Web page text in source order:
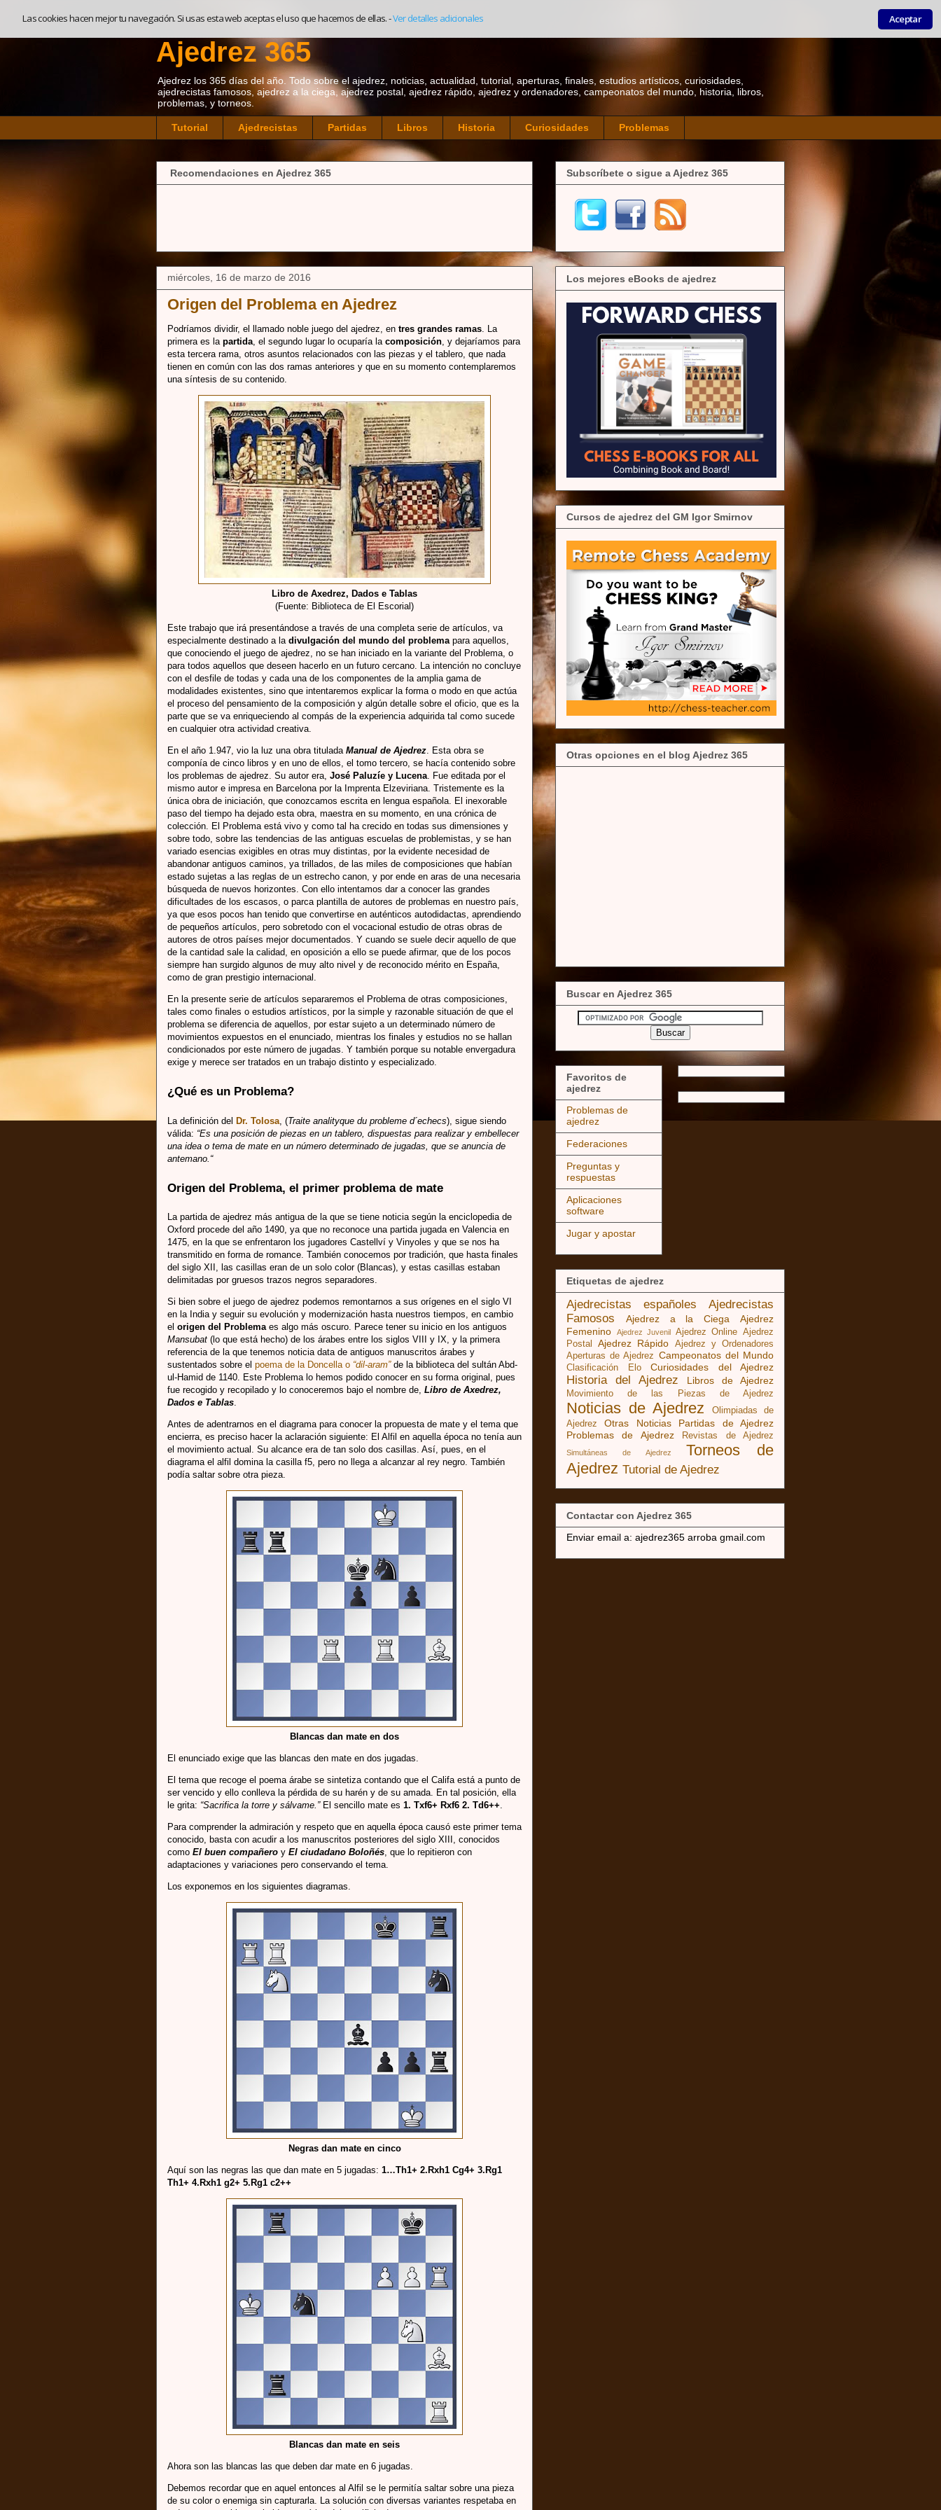
Las cookies hacen mejor tu navegación. Si usas esta web aceptas el uso que hacemos de ellas.-Ver detalles adicionales Aceptar
Ajedrez 365
Ajedrez los 365 días del año. Todo sobre el ajedrez, noticias, actualidad, tutorial, aperturas, finales, estudios artísticos, curiosidades,
ajedrecistas famosos, ajedrez a la ciega, ajedrez postal, ajedrez rápido, ajedrez y ordenadores, campeonatos del mundo, historia, libros,
problemas, y torneos.
Tutorial Ajedrecistas Partidas Libros Historia Curiosidades Problemas
Recomendaciones en Ajedrez 365
miércoles, 16 de marzo de 2016
Origen del Problema en Ajedrez
Podríamos dividir, el llamado noble juego del ajedrez, en tres grandes ramas. La
primera es la partida, el segundo lugar lo ocuparía la composición, y dejaríamos para
esta tercera rama, otros asuntos relacionados con las piezas y el tablero, que nada
tienen en común con las dos ramas anteriores y que en su momento contemplaremos
una síntesis de su contenido.
Libro de Axedrez, Dados e Tablas
(Fuente: Biblioteca de El Escorial)
Este trabajo que irá presentándose a través de una completa serie de artículos, va
especialmente destinado a la divulgación del mundo del problemapara aquellos,
que conociendo el juego de ajedrez, no se han iniciado en la variante del Problema, o
para todos aquellos que deseen hacerlo en un futuro cercano. La intención no concluye
con el desfile de todas y cada una de los componentes de la amplia gama de
modalidades existentes, sino que intentaremos explicar la forma o modo en que actúa
el proceso del pensamiento de la composición y algún detalle sobre el oficio, que es la
parte que se va enriqueciendo al compás de la experiencia adquirida tal como sucede
en cualquier otra actividad creativa.
En el año 1.947, vio la luz una obra titulada Manual de Ajedrez. Esta obra se
componía de cinco libros y en uno de ellos, el tomo tercero, se hacía contenido sobre
los problemas de ajedrez. Su autor era, José Paluzíe y Lucena. Fue editada por el
mismo autor e impresa en Barcelona por la Imprenta Elzeviriana. Tristemente es la
única obra de iniciación, que conozcamos escrita en lengua española. El inexorable
paso del tiempo ha dejado esta obra, maestra en su momento, en una crónica de
colección. El Problema está vivo y como tal ha crecido en todas sus dimensiones y
sobre todo, sobre las tendencias de las antiguas escuelas de problemistas, y se han
variado esencias exigibles en otras muy distintas, por la evidente necesidad de
abandonar antiguos caminos, ya trillados, de las miles de composiciones que habían
estado sujetas a las reglas de un estrecho canon, y por ende en aras de una necesaria
búsqueda de nuevos horizontes. Con ello intentamos dar a conocer las grandes
dificultades de los escasos, o parca plantilla de autores de problemas en nuestro país,
ya que esos pocos han tenido que convertirse en auténticos autodidactas, aprendiendo
de pequeños artículos, pero sobretodo con el vocacional estudio de otras obras de
autores de otros países mejor documentados. Y cuando se suele decir aquello de que
de la cantidad sale la calidad, en oposición a ello se puede afirmar, que de los pocos
siempre han surgido algunos de muy alto nivel y de reconocido mérito en España,
como de gran prestigio internacional.
En la presente serie de artículos separaremos el Problema de otras composiciones,
tales como finales o estudios artísticos, por la simple y razonable situación de que el
problema se diferencia de aquellos, por estar sujeto a un determinado número de
movimientos expuestos en el enunciado, mientras los finales y estudios no se hallan
condicionados por este número de jugadas. Y también porque su notable envergadura
exige y merece ser tratados en un trabajo distinto y especializado.
¿Qué es un Problema?
La definición del Dr. Tolosa , (Traite analityque du probleme d´echecs), sigue siendo
válida: “Es una posición de piezas en un tablero, dispuestas para realizar y embellecer
una idea o tema de mate en un número determinado de jugadas, que se anuncia de
antemano.“
Origen del Problema, el primer problema de mate
La partida de ajedrez más antigua de la que se tiene noticia según la enciclopedia de
Oxford procede del año 1490, ya que no reconoce una partida jugada en Valencia en
1475, en la que se enfrentaron los jugadores Castellví y Vinyoles y que se nos ha
transmitido en forma de romance. También conocemos por tradición, que hasta finales
del siglo XII, las casillas eran de un solo color (Blancas), y estas casillas estaban
delimitadas por gruesos trazos negros separadores.
Si bien sobre el juego de ajedrez podemos remontarnos a sus orígenes en el siglo VI
en la India y seguir su evolución y modernización hasta nuestros tiempos, en cambio
el origen del Problemaes algo más oscuro. Parece tener su inicio en los antiguos
Mansubat (lo que está hecho) de los árabes entre los siglos VIII y IX, y la primera
referencia de la que tenemos noticia data de antiguos manuscritos árabes y
sustentados sobre el poema de la Doncella o “dil-aram”de la biblioteca del sultán Abd-
ul-Hamid de 1140. Este Problema lo hemos podido conocer en su forma original, pues
fue recogido y recopilado y lo conoceremos bajo el nombre de, Libro de Axedrez,
Dados e Tablas.
Antes de adentrarnos en el diagrama para conocer la propuesta de mate y el tema que
encierra, es preciso hacer la aclaración siguiente: El Alfil en aquella época no tenía aun
el movimiento actual. Su alcance era de tan solo dos casillas. Así, pues, en el
diagrama el alfil domina la casilla f5, pero no llega a alcanzar al rey negro. También
podía saltar sobre otra pieza.
Blancas dan mate en dos
El enunciado exige que las blancas den mate en dos jugadas.
El tema que recoge el poema árabe se sintetiza contando que el Califa está a punto de
ser vencido y ello conlleva la pérdida de su harén y de su amada. En tal posición, ella
le grita: “Sacrifica la torre y sálvame.”El sencillo mate es 1. Txf6+ Rxf6 2. Td6++.
Para comprender la admiración y respeto que en aquella época causó este primer tema
conocido, basta con acudir a los manuscritos posteriores del siglo XIII, conocidos
como El buen compañero y El ciudadano Boloñés, que lo repitieron con
adaptaciones y variaciones pero conservando el tema.
Los exponemos en los siguientes diagramas.
Negras dan mate en cinco
Aquí son las negras las que dan mate en 5 jugadas: 1…Th1+ 2.Rxh1 Cg4+ 3.Rg1
Th1+ 4.Rxh1 g2+ 5.Rg1 c2++
Blancas dan mate en seis
Ahora son las blancas las que deben dar mate en 6 jugadas.
Debemos recordar que en aquel entonces al Alfil se le permitía saltar sobre una pieza
de su color o enemiga sin capturarla. La solución con diversas variantes respetaba en
Subscríbete o sigue a Ajedrez 365
Los mejores eBooks de ajedrez
Cursos de ajedrez del GM Igor Smirnov
Otras opciones en el blog Ajedrez 365
Buscar en Ajedrez 365
Favoritos de
ajedrez
Problemas de
ajedrez
Federaciones
Preguntas y
respuestas
Aplicaciones
software
Jugar y apostar
Etiquetas de ajedrez
Ajedrecistas españoles
Ajedrecistas
Famosos
Ajedrez a la Ciega
Ajedrez
Femenino
Ajedrez Juvenil Ajedrez Online Ajedrez
Postal
Ajedrez Rápido
Ajedrez y Ordenadores
Aperturas de Ajedrez Campeonatos del Mundo
Clasificación Elo Curiosidades del Ajedrez
Historia del Ajedrez Libros de Ajedrez
Movimiento de las Piezas de Ajedrez
Noticias de Ajedrez
Olimpiadas de
Ajedrez
Otras Noticias
Partidas de Ajedrez
Problemas de Ajedrez
Revistas de Ajedrez
Simultáneas de Ajedrez
Torneos de
Ajedrez Tutorial de Ajedrez
Contactar con Ajedrez 365
Enviar email a: ajedrez365 arroba gmail.com